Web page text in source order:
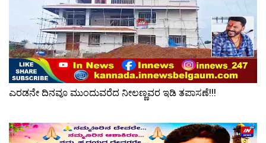
ಎರಡನೇ ದಿನವೂ ಮುಂದುವರೆದ ನೀಲಣ್ಣವರ ಇಡಿ ತಪಾಸಣೆ!!!